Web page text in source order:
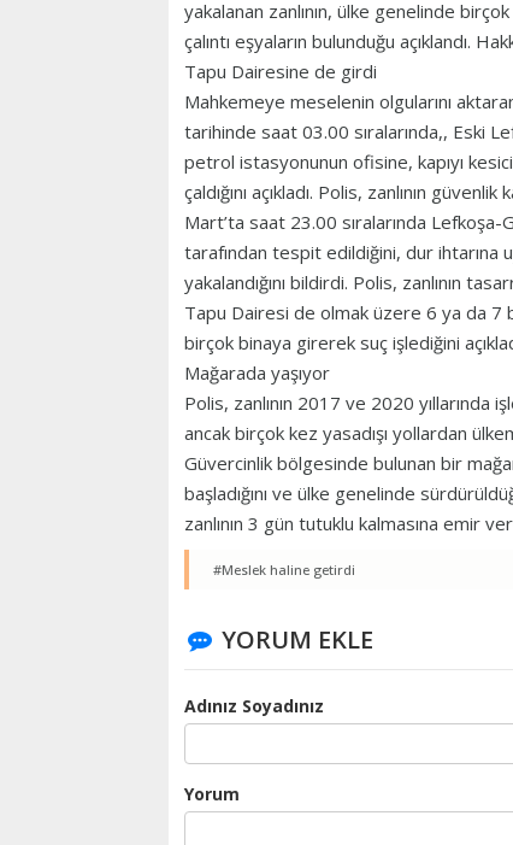
yakalanan zanlının, ülke genelinde
çalıntı eşyaların bulunduğu açıklandı.
Tapu Dairesine de girdi
Mahkemeye meselenin olgularını
tarihinde saat 03.00 sıralarında,, Eski
petrol istasyonunun ofisine, kapıyı
çaldığını açıkladı. Polis, zanlının
Mart’ta saat 23.00 sıralarında
tarafından tespit edildiğini, dur ihtarına
yakalandığını bildirdi. Polis, zanlının
Tapu Dairesi de olmak üzere 6 ya da 7
birçok binaya girerek suç işlediğini
Mağarada yaşıyor
Polis, zanlının 2017 ve 2020 yıllarında
ancak birçok kez yasadışı yollardan
Güvercinlik bölgesinde bulunan bir
başladığını ve ülke genelinde
zanlının 3 gün tutuklu kalmasına emir
#Meslek haline getirdi
YORUM EKLE
Adınız Soyadınız
Yorum